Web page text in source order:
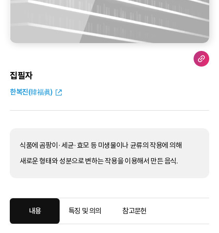
집필자
한복진(韓福眞)
식품에 곰팡이·세균·효모 등 미생물이나 균류의 작용에 의해
새로운 형태와 성분으로 변하는 작용을 이용해서 만든 음식.
내용 특징 및 의의 참고문헌